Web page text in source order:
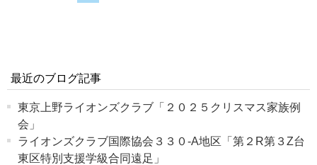
最近のブログ記事
東京上野ライオンズクラブ「２０２５クリスマス家族例
会」
ライオンズクラブ国際協会３３０‐A地区「第２R第３Z台
東区特別支援学級合同遠足」